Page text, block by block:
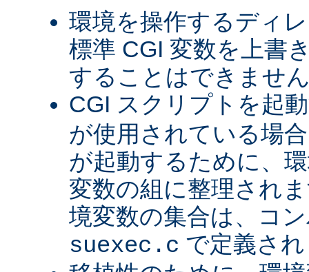
環境を操作するディ
標準 CGI 変数を上書
することはできませ
CGI スクリプトを起
が使用されている場
が起動するために、
変数の組に整理され
境変数の集合は、コ
suexec.c で定義さ